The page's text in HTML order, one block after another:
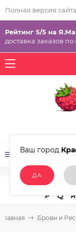
Полная версия сайта
Рейтинг 5/5 на
доставка заказов
Ваш город
КАТАЛОГ
A
P
Q R
Главная Брови и